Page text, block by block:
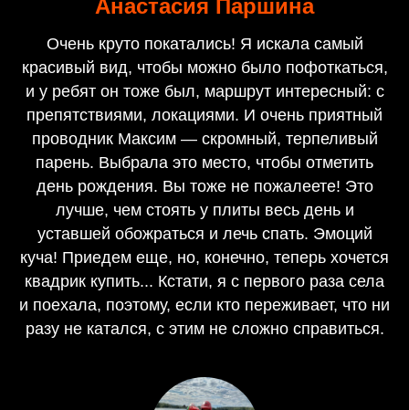
Анастасия Паршина
Очень круто покатались! Я искала самый
красивый вид, чтобы можно было пофоткаться,
и у ребят он тоже был, маршрут интересный: с
препятствиями, локациями. И очень приятный
проводник Максим — скромный, терпеливый
парень. Выбрала это место, чтобы отметить
день рождения. Вы тоже не пожалеете! Это
лучше, чем стоять у плиты весь день и
уставшей обожраться и лечь спать. Эмоций
куча! Приедем еще, но, конечно, теперь хочется
квадрик купить... Кстати, я с первого раза села
и поехала, поэтому, если кто переживает, что ни
разу не катался, с этим не сложно справиться.